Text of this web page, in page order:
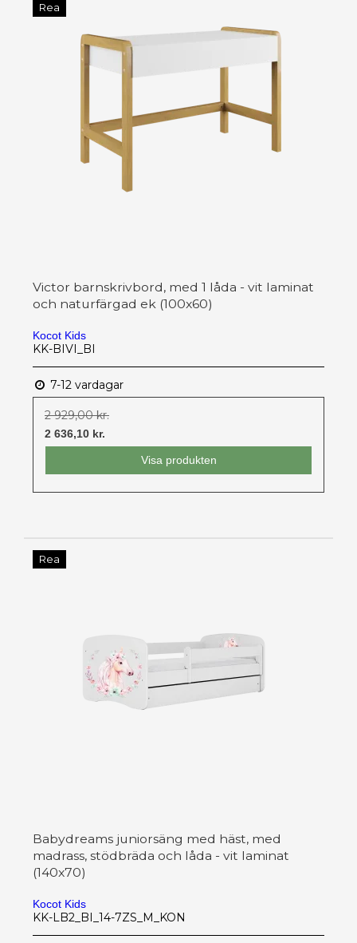
Rea
Victor barnskrivbord, med 1 låda - vit laminat
och naturfärgad ek (100x60)
Kocot Kids
KK-BIVI_BI
7-12 vardagar
2 929,00 kr.
2 636,10 kr.
Visa produkten
Rea
Babydreams juniorsäng med häst, med
madrass, stödbräda och låda - vit laminat
(140x70)
Kocot Kids
KK-LB2_BI_14-7ZS_M_KON